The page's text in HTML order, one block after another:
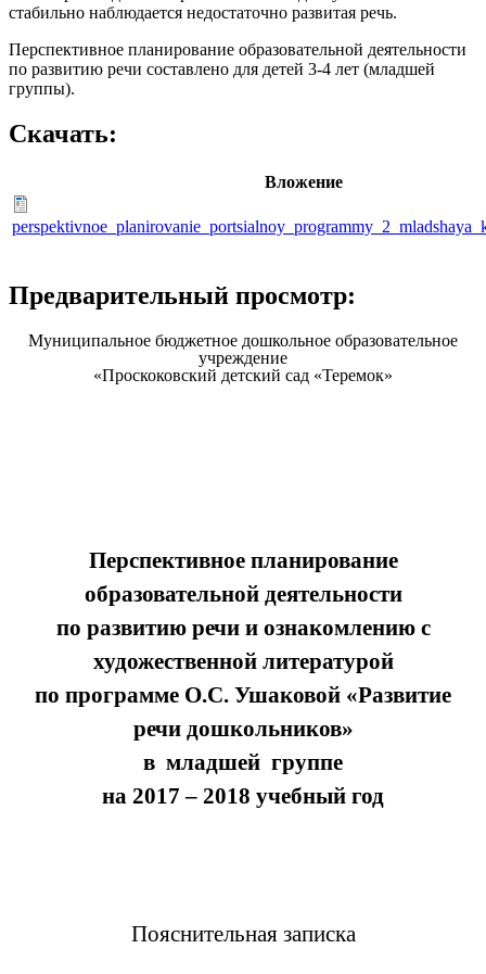
стабильно наблюдается недостаточно развитая речь.
Перспективное планирование образовательной деятельности
по развитию речи составлено для детей 3-4 лет (младшей
группы).
Скачать:
Вложение
Предварительный просмотр:
Муниципальное бюджетное дошкольное образовательное
учреждение
«Проскоковский детский сад «Теремок»
Перспективное планирование
образовательной деятельности
по развитию речи и ознакомлению с
художественной литературой
по программе О.С. Ушаковой «Развитие
речи дошкольников»
в младшей группе
на 2017 – 2018 учебный год
Пояснительная записка